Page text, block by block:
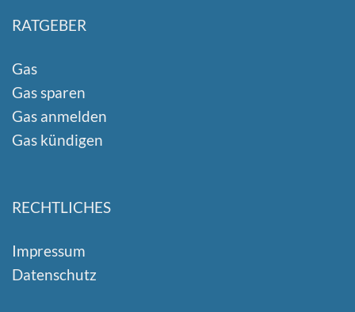
RATGEBER
Gas
Gas sparen
Gas anmelden
Gas kündigen
RECHTLICHES
Impressum
Datenschutz